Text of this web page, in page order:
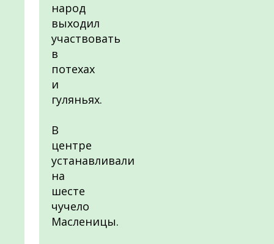
народ
выходил
участвовать
в
потехах
и
гуляньях.
В
центре
устанавливали
на
шесте
чучело
Масленицы.